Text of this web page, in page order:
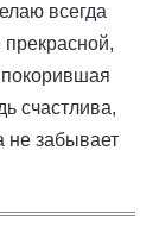
всегда
покорившая
счастлива,
не забывает